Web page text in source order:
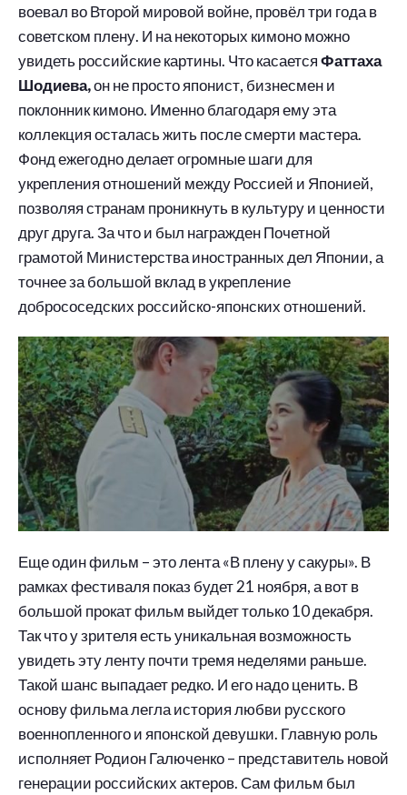
воевал во Второй мировой войне, провёл три года в
советском плену. И на некоторых кимоно можно
увидеть российские картины. Что касаетсяФаттаха
Шодиева,он не просто японист, бизнесмен и
поклонник кимоно. Именно благодаря ему эта
коллекция осталась жить после смерти мастера.
Фонд ежегодно делает огромные шаги для
укрепления отношений между Россией и Японией,
позволяя странам проникнуть в культуру и ценности
друг друга. За что и был награжден Почетной
грамотой Министерства иностранных дел Японии, а
точнее за большой вклад в укрепление
добрососедских российско-японских отношений.
Еще один фильм – это лента «В плену у сакуры». В
рамках фестиваля показ будет 21 ноября, а вот в
большой прокат фильм выйдет только 10 декабря.
Так что у зрителя есть уникальная возможность
увидеть эту ленту почти тремя неделями раньше.
Такой шанс выпадает редко. И его надо ценить. В
основу фильма легла история любви русского
военнопленного и японской девушки. Главную роль
исполняет Родион Галюченко – представитель новой
генерации российских актеров. Сам фильм был